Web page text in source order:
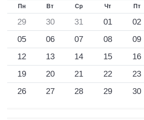
Пн Вт Ср Чт Пт
29 30 31 01 02
05
06 07 08 09
12
13 14 15 16
19
20 21 22 23
26
27 28 29 30